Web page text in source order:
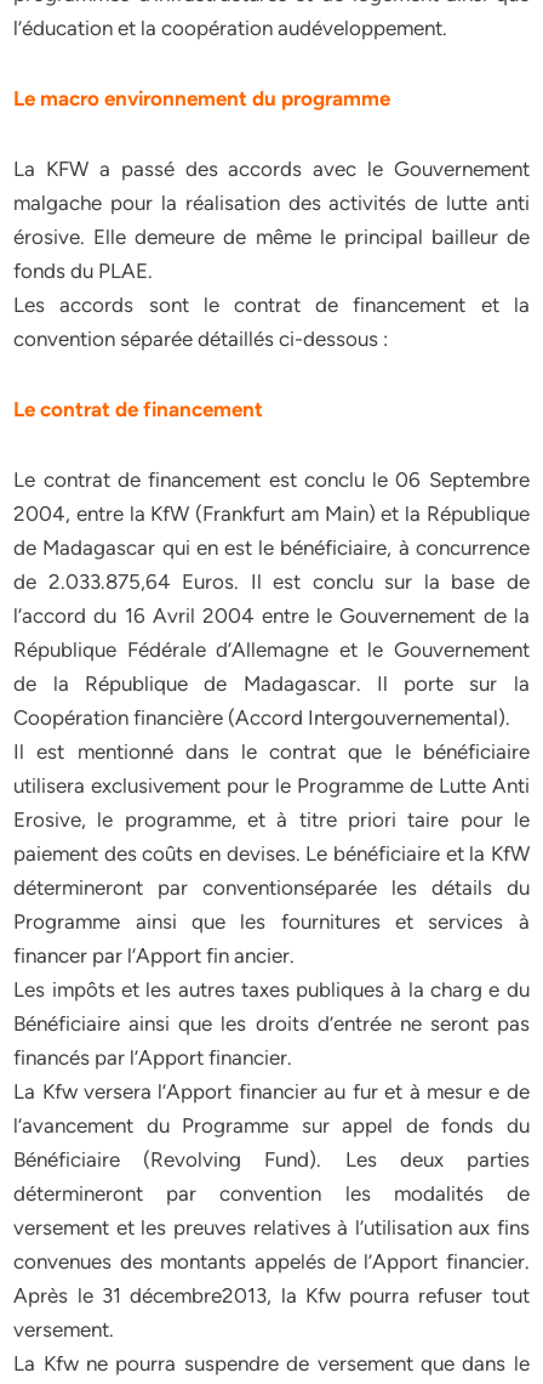
l’éducation et la coopération audéveloppement.
Le macro environnement du programme
La KFW a passé des accords avec le Gouvernement
malgache pour la réalisation des activités de lutte anti
érosive. Elle demeure de même le principal bailleur de
fonds du PLAE.
Les accords sont le contrat de financement et la
convention séparée détaillés ci-dessous :
Le contrat de financement
Le contrat de financement est conclu le 06 Septembre
2004, entre la KfW (Frankfurt am Main) et la République
de Madagascar qui en est le bénéficiaire, à concurrence
de 2.033.875,64 Euros. Il est conclu sur la base de
l’accord du 16 Avril 2004 entre le Gouvernement de la
République Fédérale d’Allemagne et le Gouvernement
de la République de Madagascar. Il porte sur la
Coopération financière (Accord Intergouvernemental).
Il est mentionné dans le contrat que le bénéficiaire
utilisera exclusivement pour le Programme de Lutte Anti
Erosive, le programme, et à titre priori taire pour le
paiement des coûts en devises. Le bénéficiaire et la KfW
détermineront par conventionséparée les détails du
Programme ainsi que les fournitures et services à
financer par l’Apport fin ancier.
Les impôts et les autres taxes publiques à la charg e du
Bénéficiaire ainsi que les droits d’entrée ne seront pas
financés par l’Apport financier.
La Kfw versera l’Apport financier au fur et à mesur e de
l’avancement du Programme sur appel de fonds du
Bénéficiaire (Revolving Fund). Les deux parties
détermineront par convention les modalités de
versement et les preuves relatives à l’utilisation aux fins
convenues des montants appelés de l’Apport financier.
Après le 31 décembre2013, la Kfw pourra refuser tout
versement.
La Kfw ne pourra suspendre de versement que dans le